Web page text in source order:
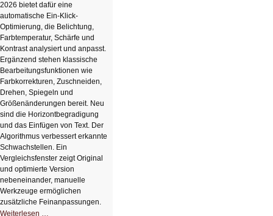
2026 bietet dafür eine
automatische Ein-Klick-
Optimierung, die Belichtung,
Farbtemperatur, Schärfe und
Kontrast analysiert und anpasst.
Ergänzend stehen klassische
Bearbeitungsfunktionen wie
Farbkorrekturen, Zuschneiden,
Drehen, Spiegeln und
Größenänderungen bereit. Neu
sind die Horizontbegradigung
und das Einfügen von Text. Der
Algorithmus verbessert erkannte
Schwachstellen. Ein
Vergleichsfenster zeigt Original
und optimierte Version
nebeneinander, manuelle
Werkzeuge ermöglichen
zusätzliche Feinanpassungen.
Weiterlesen …